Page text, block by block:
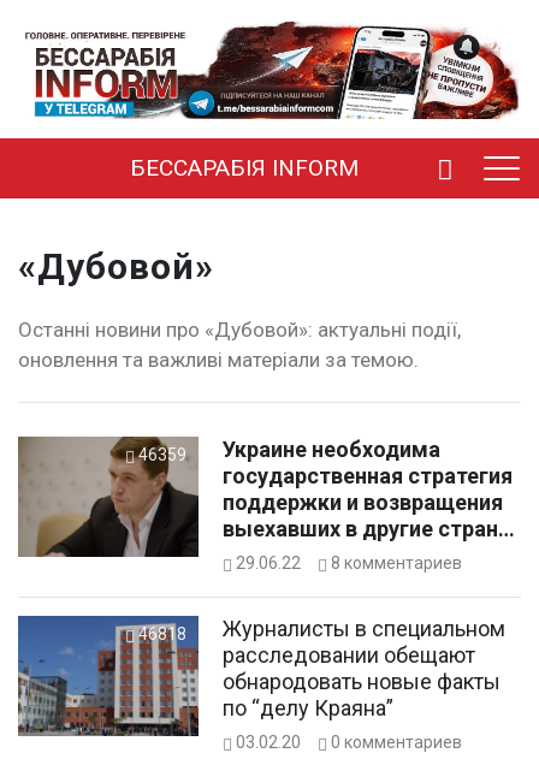
БЕССАРАБІЯ INFORM
«Дубовой»
Останні новини про «Дубовой»: актуальні події,
оновлення та важливі матеріали за темою.
46359
Украине необходима
государственная стратегия
поддержки и возвращения
выехавших в другие страны
украинцев – Александр
29.06.22 8 комментариев
46818
Журналисты в специальном
расследовании обещают
обнародовать новые факты
по “делу Краяна”
03.02.20 0 комментариев